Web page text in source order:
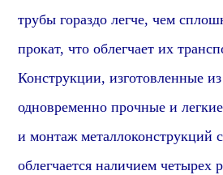
трубы гораздо легче, чем
прокат, что облегчает их
Конструкции, изготовленные
одновременно прочные и
и монтаж металлоконструкций
облегчается наличием четырех